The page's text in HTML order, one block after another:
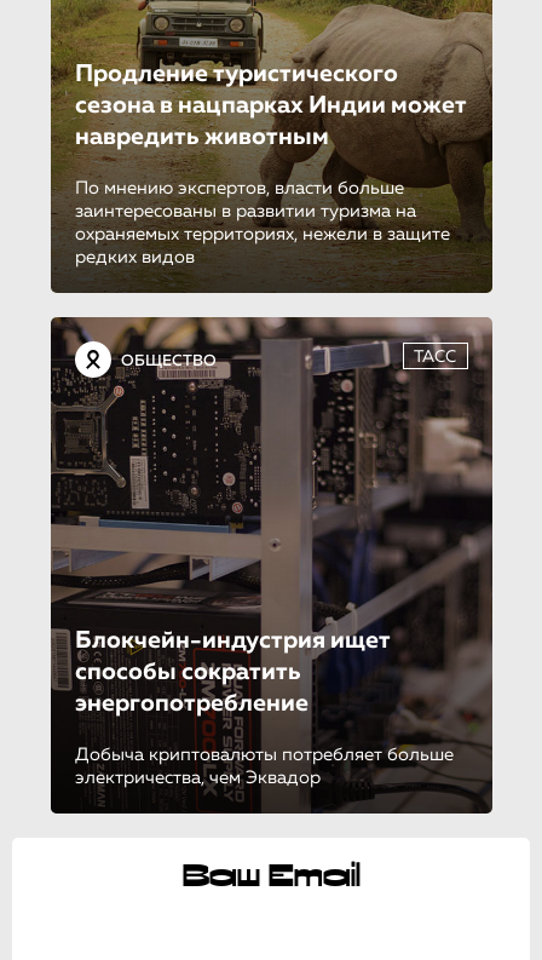
Продление туристическо­го
сезона в нацпарках Индии может
навредить животным
По мнению экспертов, власти больше
заинтересованы в развитии туризма на
охраняемых территориях, нежели в защите
редких видов
ОБЩЕСТВО ТАСС
Блокчейн-инду­стрия ищет
способы сократить
энергопотреб­ле­ние
Добыча криптовалюты потребляет больше
электричества, чем Эквадор
Ваш Email